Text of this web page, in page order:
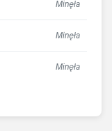
Minęła
Minęła
Minęła